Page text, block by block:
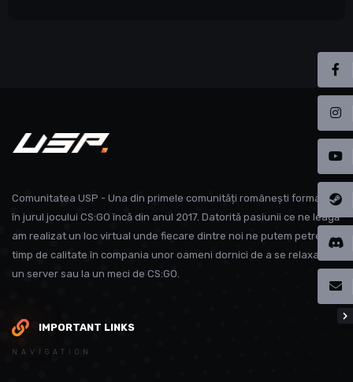
Comunitatea USP - Una din primele comunități românești formate
în jurul jocului CS:GO încă din anul 2017. Datorită pasiunii ce ne leagă
am realizat un loc virtual unde fiecare dintre noi ne putem petrece
timp de calitate în compania unor oameni dornici de a se relaxa pe
un server sau la un meci de CS:GO.
IMPORTANT LINKS
NAVIGATION